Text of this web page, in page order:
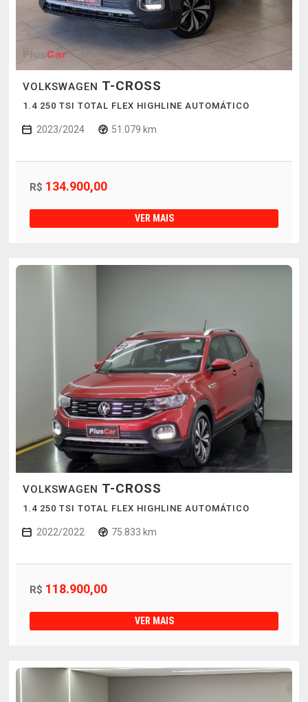
VOLKSWAGEN T-CROSS
1.4 250 TSI TOTAL FLEX HIGHLINE AUTOMÁTICO
2023/2024 51.079 km
R$ 134.900,00
VER MAIS
VOLKSWAGEN T-CROSS
1.4 250 TSI TOTAL FLEX HIGHLINE AUTOMÁTICO
2022/2022 75.833 km
R$ 118.900,00
VER MAIS